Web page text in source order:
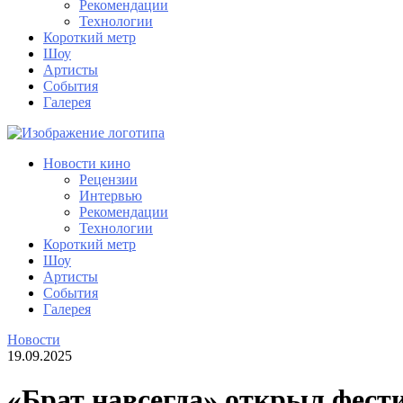
Рекомендации
Технологии
Короткий метр
Шоу
Артисты
События
Галерея
Новости кино
Рецензии
Интервью
Рекомендации
Технологии
Короткий метр
Шоу
Артисты
События
Галерея
Новости
19.09.2025